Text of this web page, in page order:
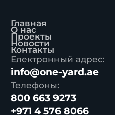
Главная
О нас
Проекты
Новости
Контакты
Електронный адрес:
info@one-yard.ae
Телефоны:
800 663 9273
+971 4 576 8066